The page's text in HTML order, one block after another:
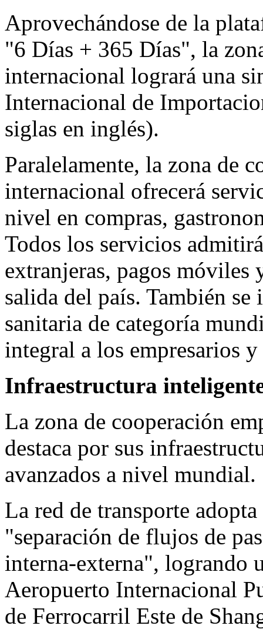
Aprovechándose de la
"6 Días + 365 Días", la
internacional logrará una
Internacional de
siglas en inglés).
Paralelamente, la zona de
internacional ofrecerá
nivel en compras,
Todos los servicios
extranjeras, pagos móviles
salida del país. También
sanitaria de categoría
integral a los empresarios y
Infraestructura
La zona de cooperación
destaca por sus
avanzados a nivel mundial.
La red de transporte
"separación de flujos de
interna-externa", logrando
Aeropuerto Internacional
de Ferrocarril Este de